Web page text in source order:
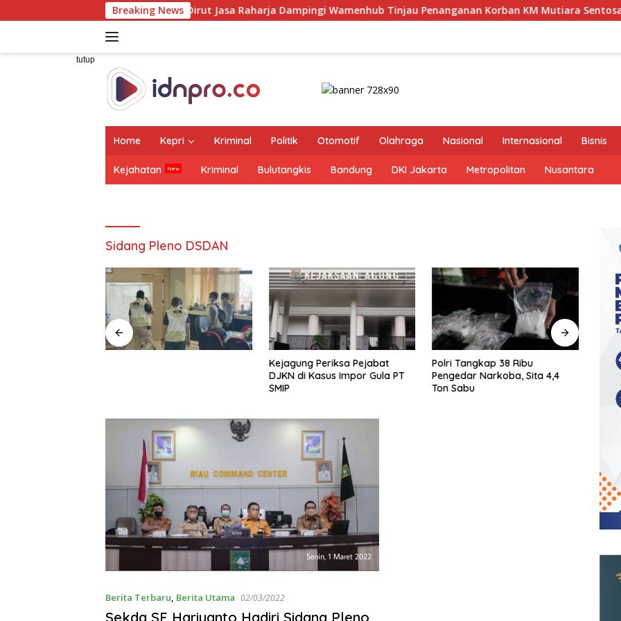
ke
Breaking News
Dirut Jasa Raharja Dampingi Wamenhub Tinjau Penanganan Korban KM Mutiara Sentosa II di RS PHC
tutup
Home Kepri Kriminal Politik Otomotif Olahraga Nasional Internasional Bisnis
Kejahatan Kriminal Bulutangkis Bandung DKI Jakarta Metropolitan Nusantara
Sidang Pleno DSDAN
Kejagung Periksa Pejabat
DJKN di Kasus Impor Gula PT
SMIP
Polri Tangkap 38 Ribu
Pengedar Narkoba, Sita 4,4
Ton Sabu
Berita Terbaru, Berita Utama 02/03/2022
Sekda SF Hariyanto Hadiri Sidang Pleno